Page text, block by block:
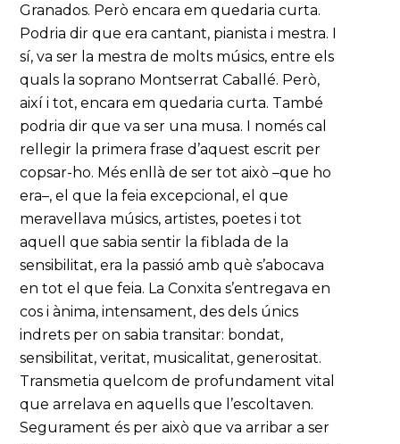
Granados. Però encara em quedaria curta.
Podria dir que era cantant, pianista i mestra. I
sí, va ser la mestra de molts músics, entre els
quals la soprano Montserrat Caballé. Però,
així i tot, encara em quedaria curta. També
podria dir que va ser una musa. I només cal
rellegir la primera frase d’aquest escrit per
copsar-ho. Més enllà de ser tot això –que ho
era–, el que la feia excepcional, el que
meravellava músics, artistes, poetes i tot
aquell que sabia sentir la fiblada de la
sensibilitat, era la passió amb què s’abocava
en tot el que feia. La Conxita s’entregava en
cos i ànima, intensament, des dels únics
indrets per on sabia transitar: bondat,
sensibilitat, veritat, musicalitat, generositat.
Transmetia quelcom de profundament vital
que arrelava en aquells que l’escoltaven.
Segurament és per això que va arribar a ser